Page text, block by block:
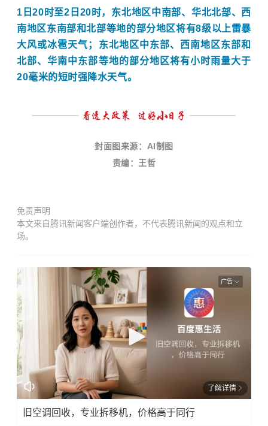
1日20时至2日20时，东北地区中南部、华北北部、西
南地区东南部和北部等地的部分地区将有8级以上雷暴
大风或冰雹天气；东北地区中东部、西南地区东部和
北部、华南中东部等地的部分地区将有小时雨量大于
20毫米的短时强降水天气。
封面图来源：AI制图
责编：王哲
免责声明
本文来自腾讯新闻客户端创作者，不代表腾讯新闻的观点和立
场。
广告
了解详情
旧空调回收，专业拆移机，价格高于同行